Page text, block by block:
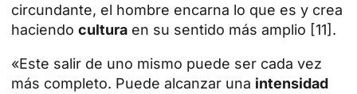
circundante, el hombre encarna lo que es y crea
haciendo cultura en su sentido más amplio [11].
«Este salir de uno mismo puede ser cada vez
más completo. Puede alcanzar una intensidad